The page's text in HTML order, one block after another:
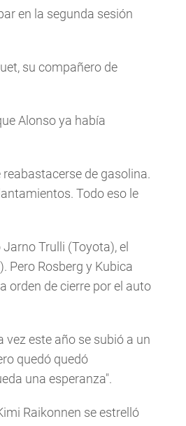
en la segunda sesión
su compañero de
Alonso ya había
de gasolina.
Todo eso le
Trulli (Toyota), el
Pero Rosberg y Kubica
orden de cierre por el auto
vez este año se subió a un
quedó quedó
una esperanza".
Raikonnen se estrelló